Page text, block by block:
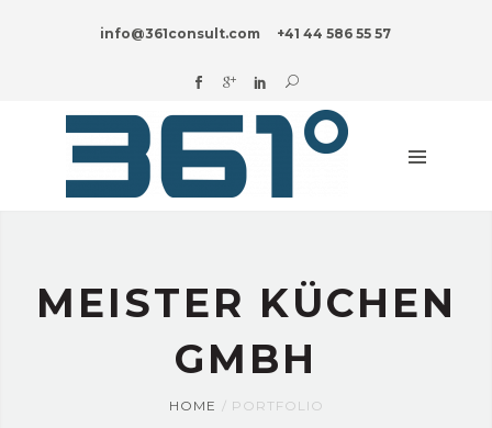
INDUSTRIES
ABOUT
info@361consult.com +41 44 586 55 57
MEISTER KÜCHEN
GMBH
HOME PORTFOLIO